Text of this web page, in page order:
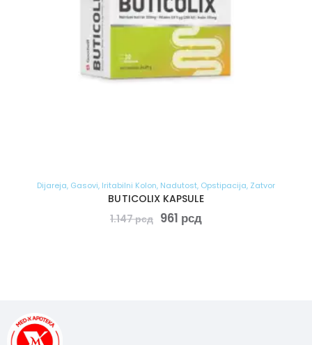
Dijareja, Gasovi, Iritabilni Kolon, Nadutost, Opstipacija, Zatvor
BUTICOLIX KAPSULE
1.147рсд 961 рсд